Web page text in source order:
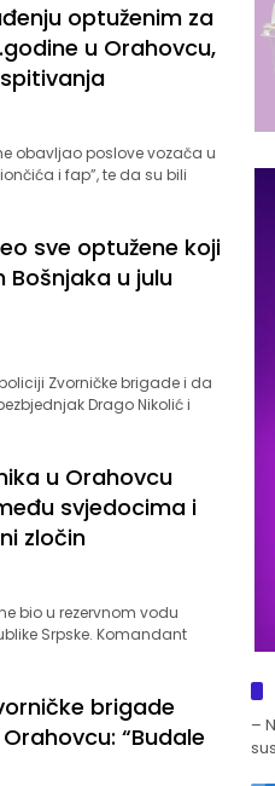
optuženim za
u Orahovcu,
obavljao poslove vozača u
i fap”, te da su bili
sve optužene koji
Bošnjaka u julu
Zvorničke brigade i da
Drago Nikolić i
u Orahovcu
svjedocima i
zločin
bio u rezervnom vodu
Srpske. Komandant
brigade
“Budale
–